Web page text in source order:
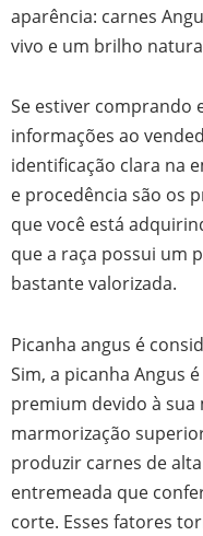
aparência: carnes
vivo e um brilho
Se estiver comprando
informações ao
identificação clara na
e procedência são os
que você está
que a raça possui um
bastante valorizada.
Picanha angus é
Sim, a picanha Angus
premium devido à sua
marmorização
produzir carnes de
entremeada que
corte. Esses fatores